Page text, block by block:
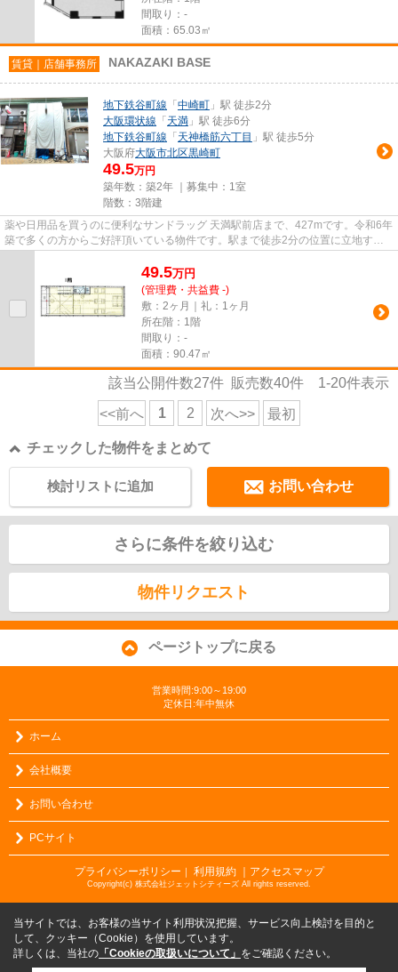
間取り：-
面積：65.03㎡
賃貸｜店舗事務所 NAKAZAKI BASE
地下鉄谷町線 「 中崎町 」駅 徒歩2分
大阪環状線 「 天満 」駅 徒歩6分
地下鉄谷町線 「 天神橋筋六丁目 」駅 徒歩5分
大阪府大阪市北区黒崎町
49.5万円
築年数：築2年 ｜募集中： 1室
階数：3階建
薬や日用品を買うのに便利なサンドラッグ 天満駅前店まで、427mです。令和6年
築で多くの方からご好評頂いている物件です。駅まで徒歩2分の位置に立地す
49.5万円
(管理費・共益費 -)
敷：2ヶ月｜礼：1ヶ月
所在階：1階
間取り：-
面積：90.47㎡
該当公開件数27件 販売数40件 1-20件表示
<<前へ 1 2 次へ>> 最初
チェックした物件をまとめて
お問い合わせ
検討リストに追加
さらに条件を絞り込む
物件リクエスト
ページトップに戻る
営業時間:9:00～19:00
定休日:年中無休
ホーム
会社概要
お問い合わせ
PCサイト
プライバシーポリシー ｜ 利用規約 ｜アクセスマップ
Copyright(c) 株式会社ジェットシティーズ All rights reserved.
当サイトでは、お客様の当サイト利用状況把握、サービス向上検討を目的と
して、クッキー（Cookie）を使用しています。
詳しくは、当社の 「Cookieの取扱いについて」 をご確認ください。